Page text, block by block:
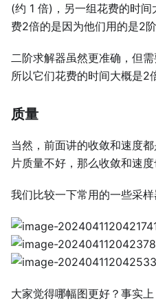
(约 1 倍)，另一组花费的时
费2倍的是因为他们用的是2阶
二阶求解器虽然更准确，但
所以它们花费的时间大概是2
质量
当然，前面讲的收敛和速度
片质量不好，那么收敛和速度
我们比较一下常用的一些采样
大家觉得哪幅图更好？事实